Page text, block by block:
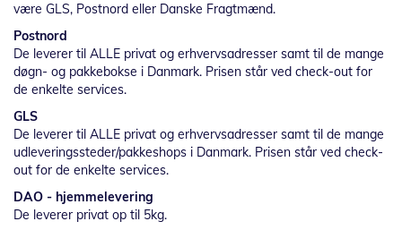
være GLS, Postnord eller Danske Fragtmænd.
Postnord
De leverer til ALLE privat og erhvervsadresser samt til de mange
døgn- og pakkebokse i Danmark. Prisen står ved check-out for
de enkelte services.
GLS
De leverer til ALLE privat og erhvervsadresser samt til de mange
udleveringssteder/pakkeshops i Danmark. Prisen står ved check-
out for de enkelte services.
DAO - hjemmelevering
De leverer privat op til 5kg.